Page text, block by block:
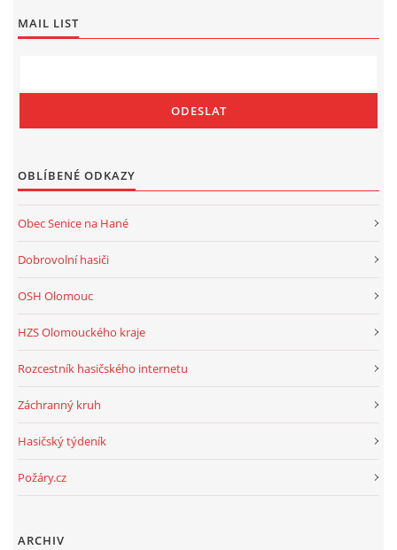
MAIL LIST
OBLÍBENÉ ODKAZY
Obec Senice na Hané
Dobrovolní hasiči
OSH Olomouc
HZS Olomouckého kraje
Rozcestník hasičského internetu
Záchranný kruh
Hasičský týdeník
Požáry.cz
ARCHIV